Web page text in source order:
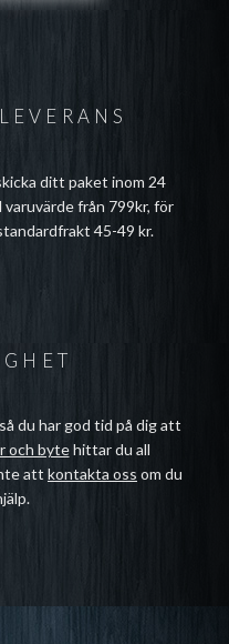
ditt paket inom 24
varuvärde från 799kr, för
45-49 kr.
du har god tid på dig att
och bytehittar du all
att kontakta oss om du